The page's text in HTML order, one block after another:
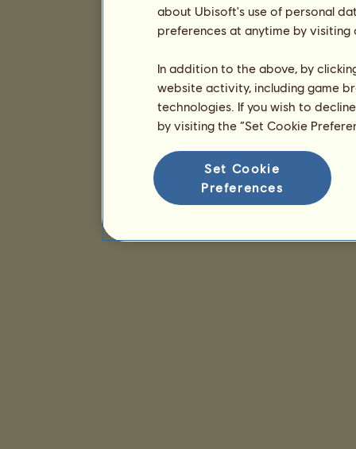
about Ubisoft's use of personal
preferences at anytime by
In addition to the above, by
website activity, including game
technologies. If you wish to
by visiting the “Set Cookie
Set Cookie
Preferences